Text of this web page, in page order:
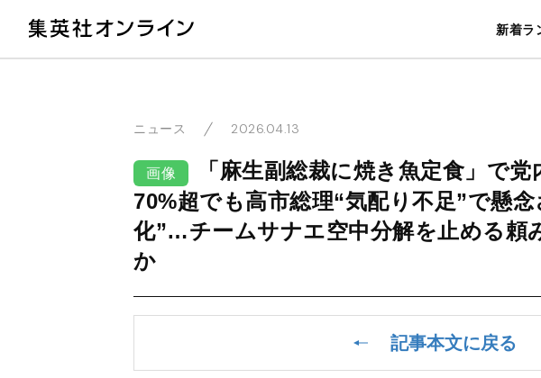
新着ラ
暮らし
ニュース 2026.04.13
画像
「麻生副総裁に焼き魚定食」で
70%超でも高市総理“気配り不足”で懸
化”…チームサナエ空中分解を止める頼
か
記事本文に戻る